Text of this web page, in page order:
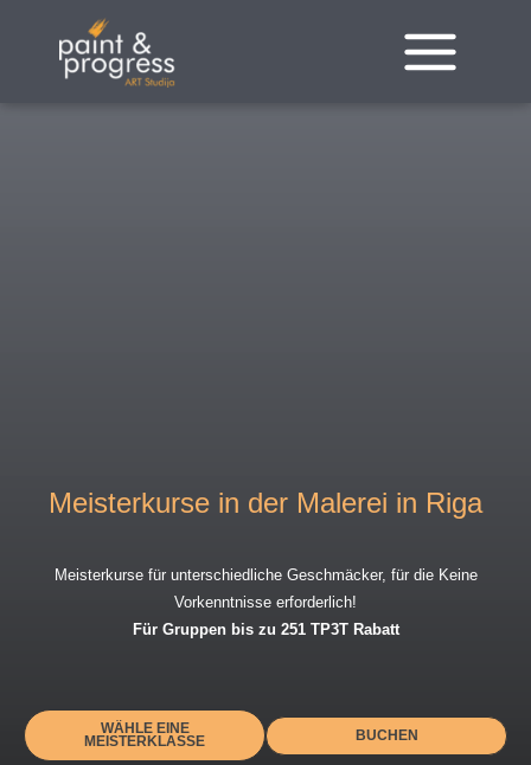
Meisterkurse in der Malerei in Riga
Meisterkurse für unterschiedliche Geschmäcker, für die Keine
Vorkenntnisse erforderlich!
Für Gruppen bis zu 251 TP3T Rabatt
WÄHLE EINE
MEISTERKLASSE BUCHEN